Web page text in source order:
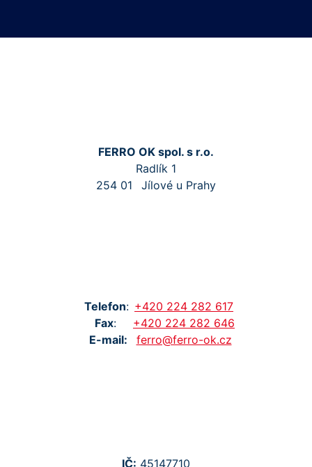
FERRO OK spol. s r.o.
Radlík 1
254 01
Jílové u Prahy
Telefon: +420 224 282 617
Fax: +420 224 282 646
E-mail:
ferro@ferro-ok.cz
IČ: 45147710